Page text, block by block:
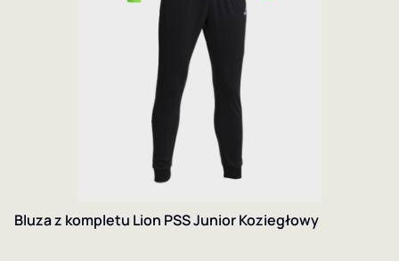
Bluza z kompletu Lion PSS Junior Koziegłowy